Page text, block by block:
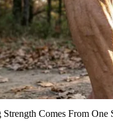
Comes From